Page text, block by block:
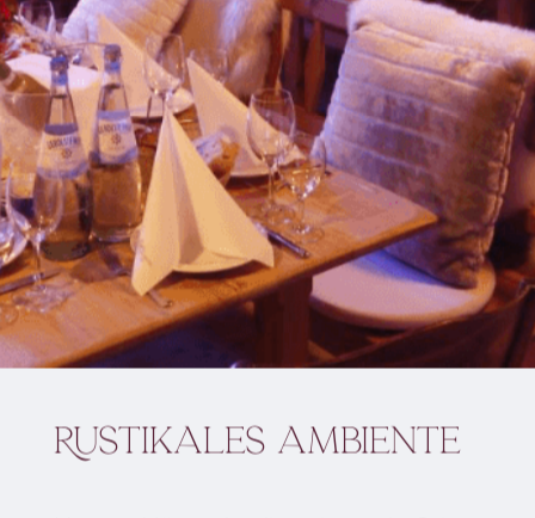
Rustikales ambiente